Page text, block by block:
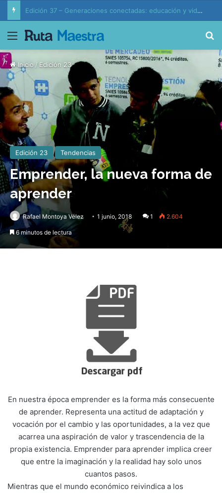
Edición 37 – Generaciones conectadas: educación y vida en la era de la IA
Menú
Inicio/Edición 23
Edición 23 Tendencias
Emprender, la nueva forma de
aprender
Rafael Montoya Vélez 1 junio, 2018 1 2.604
6 minutos de lectura
En nuestra época emprender es la forma más consecuente
de aprender. Representa una actitud de adaptación y
vocación por el cambio y las oportunidades, a la vez que
acarrea una aspiración de valor y trascendencia de la
propia existencia. Emprender para aprender implica creer
que entre la imaginación y la realidad hay solo unos
cuantos pasos.
Mientras que el mundo económico reivindica a los